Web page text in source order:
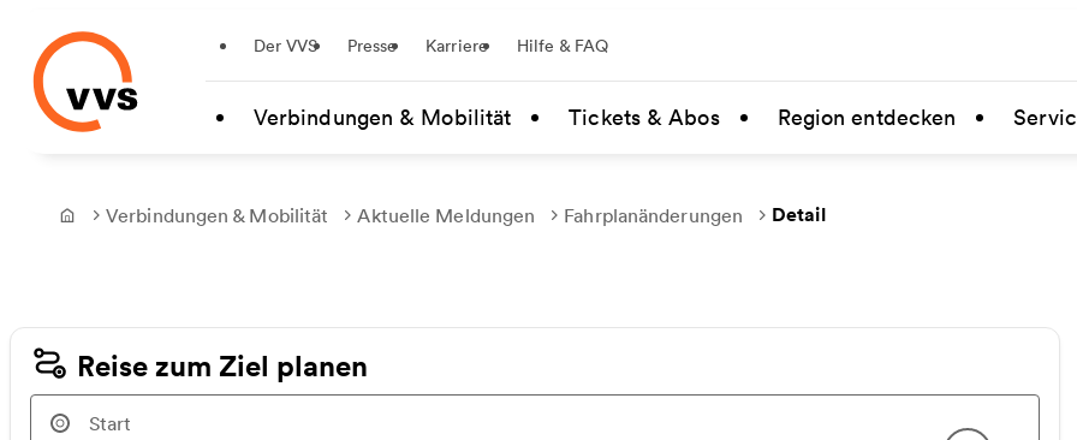
Zum Hauptinhalt springen
Der VVS Presse Karriere Hilfe & FAQ
Verbindungen & Mobilität Tickets & Abos Region entdecken
Frontpage
Verbindungen & Mobilität Aktuelle Meldungen Fahrplanänderungen Detail
Reise zum Ziel planen